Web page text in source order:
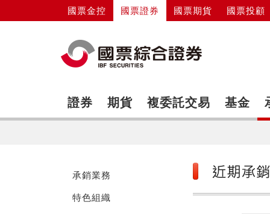
國票金控 國票證券 國票期貨 國票投顧
證券 期貨 複委託交易 基金
承銷業務
特色組織